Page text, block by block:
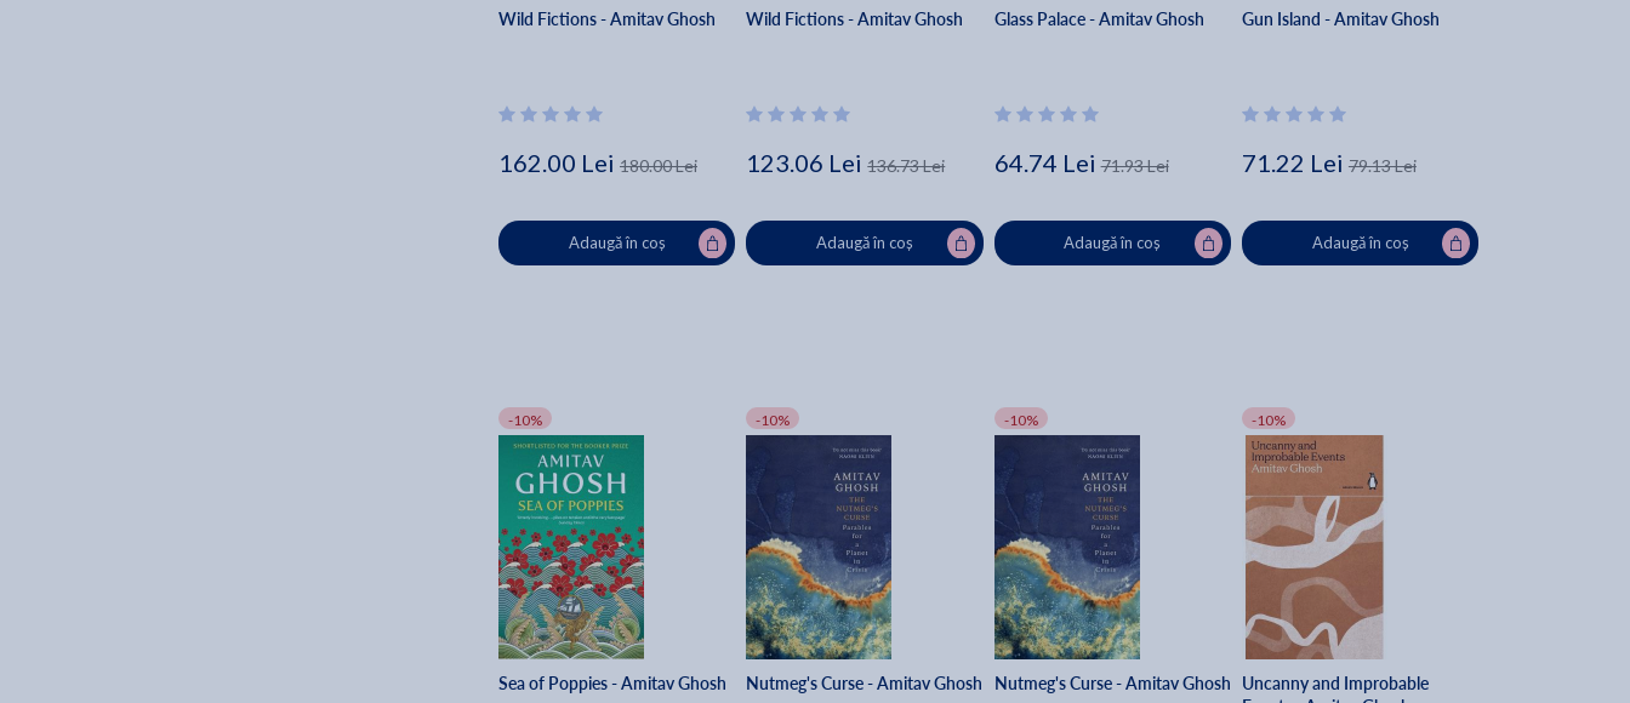
Wild Fictions - Amitav Ghosh
162.00 Lei 180.00 Lei
Adaugă în coș
Wild Fictions - Amitav Ghosh
123.06 Lei 136.73 Lei
Adaugă în coș
Glass Palace - Amitav Ghosh
64.74 Lei 71.93 Lei
Adaugă în coș
Gun Island - Amitav Ghosh
71.22 Lei 79.13 Lei
Adaugă în coș
-10%
Sea of Poppies - Amitav Ghosh
-10%
Nutmeg's Curse - Amitav Ghosh
-10%
Nutmeg's Curse - Amitav Ghosh
-10%
Uncanny and Improbable